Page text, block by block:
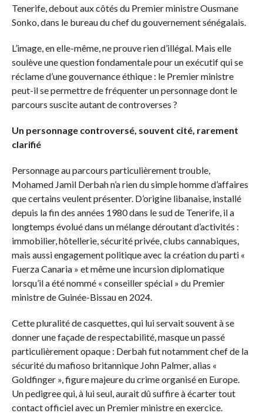
Tenerife, debout aux côtés du Premier ministre Ousmane
Sonko, dans le bureau du chef du gouvernement sénégalais.
L’image, en elle-même, ne prouve rien d’illégal. Mais elle
soulève une question fondamentale pour un exécutif qui se
réclame d’une gouvernance éthique : le Premier ministre
peut-il se permettre de fréquenter un personnage dont le
parcours suscite autant de controverses ?
Un personnage controversé, souvent cité, rarement
clarifié
Personnage au parcours particulièrement trouble,
Mohamed Jamil Derbah n’a rien du simple homme d’affaires
que certains veulent présenter. D’origine libanaise, installé
depuis la fin des années 1980 dans le sud de Tenerife, il a
longtemps évolué dans un mélange déroutant d’activités :
immobilier, hôtellerie, sécurité privée, clubs cannabiques,
mais aussi engagement politique avec la création du parti «
Fuerza Canaria » et même une incursion diplomatique
lorsqu’il a été nommé « conseiller spécial » du Premier
ministre de Guinée-Bissau en 2024.
Cette pluralité de casquettes, qui lui servait souvent à se
donner une façade de respectabilité, masque un passé
particulièrement opaque : Derbah fut notamment chef de la
sécurité du mafioso britannique John Palmer, alias «
Goldfinger », figure majeure du crime organisé en Europe.
Un pedigree qui, à lui seul, aurait dû suffire à écarter tout
contact officiel avec un Premier ministre en exercice.